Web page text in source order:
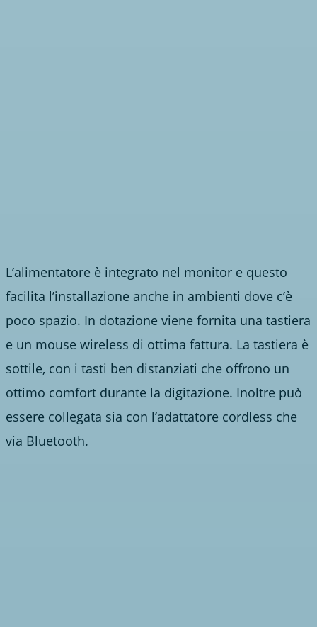
L’alimentatore è integrato nel monitor e questo
facilita l’installazione anche in ambienti dove c’è
poco spazio. In dotazione viene fornita una tastiera
e un mouse wireless di ottima fattura. La tastiera è
sottile, con i tasti ben distanziati che offrono un
ottimo comfort durante la digitazione. Inoltre può
essere collegata sia con l’adattatore cordless che
via Bluetooth.